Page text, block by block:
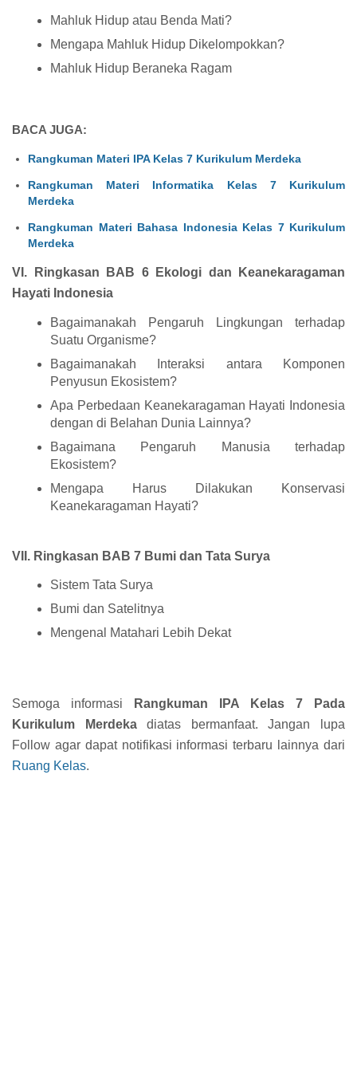
Mahluk Hidup atau Benda Mati?
Mengapa Mahluk Hidup Dikelompokkan?
Mahluk Hidup Beraneka Ragam
BACA JUGA:
Rangkuman Materi IPA Kelas 7 Kurikulum Merdeka
Rangkuman Materi Informatika Kelas 7 Kurikulum
Merdeka
Rangkuman Materi Bahasa Indonesia Kelas 7 Kurikulum
Merdeka
VI. Ringkasan BAB 6 Ekologi dan Keanekaragaman
Hayati Indonesia
Bagaimanakah Pengaruh Lingkungan terhadap
Suatu Organisme?
Bagaimanakah Interaksi antara Komponen
Penyusun Ekosistem?
Apa Perbedaan Keanekaragaman Hayati Indonesia
dengan di Belahan Dunia Lainnya?
Bagaimana Pengaruh Manusia terhadap
Ekosistem?
Mengapa Harus Dilakukan Konservasi
Keanekaragaman Hayati?
VII. Ringkasan BAB 7 Bumi dan Tata Surya
Sistem Tata Surya
Bumi dan Satelitnya
Mengenal Matahari Lebih Dekat
Semoga informasi
Rangkuman IPA Kelas 7 Pada
Kurikulum Merdekadiatas bermanfaat. Jangan lupa
Follow agar dapat notifikasi informasi terbaru lainnya dari
Ruang Kelas.